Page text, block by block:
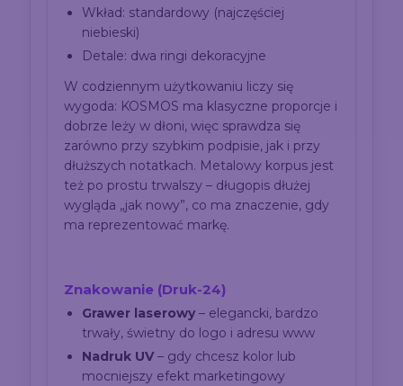
Wkład: standardowy (najczęściej
niebieski)
Detale: dwa ringi dekoracyjne
W codziennym użytkowaniu liczy się
wygoda: KOSMOS ma klasyczne proporcje i
dobrze leży w dłoni, więc sprawdza się
zarówno przy szybkim podpisie, jak i przy
dłuższych notatkach. Metalowy korpus jest
też po prostu trwalszy – długopis dłużej
wygląda „jak nowy”, co ma znaczenie, gdy
ma reprezentować markę.
Znakowanie (Druk-24)
Grawer laserowy – elegancki, bardzo
trwały, świetny do logo i adresu www
Nadruk UV– gdy chcesz kolor lub
mocniejszy efekt marketingowy